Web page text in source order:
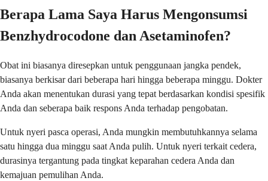
Berapa Lama Saya Harus Mengonsumsi
Benzhydrocodone dan Asetaminofen?
Obat ini biasanya diresepkan untuk penggunaan jangka pendek,
biasanya berkisar dari beberapa hari hingga beberapa minggu. Dokter
Anda akan menentukan durasi yang tepat berdasarkan kondisi spesifik
Anda dan seberapa baik respons Anda terhadap pengobatan.
Untuk nyeri pasca operasi, Anda mungkin membutuhkannya selama
satu hingga dua minggu saat Anda pulih. Untuk nyeri terkait cedera,
durasinya tergantung pada tingkat keparahan cedera Anda dan
kemajuan pemulihan Anda.